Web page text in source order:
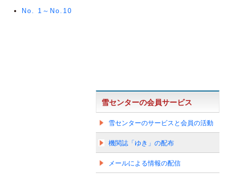
No. 1～No.10
雪センターの会員サービス
雪センターのサービスと会員の活動
機関誌「ゆき」の配布
メールによる情報の配信